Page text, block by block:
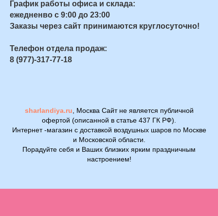
График работы офиса и склада:
ежедненво с 9:00 до 23:00
Заказы через сайт принимаются круглосуточно!
Телефон отдела продаж:
8 (977)-317-77-18
sharlandiya.ru , Москва Сайт не является публичной
офертой (описанной в статье 437 ГК РФ).
Интернет -магазин с доставкой воздушных шаров по Москве
и Московской области.
Порадуйте себя и Ваших близких ярким праздничным
настроением!